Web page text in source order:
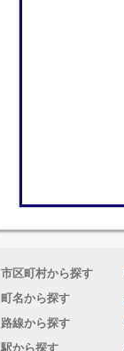
市区町村から探す
町名から探す
路線から探す
駅から探す